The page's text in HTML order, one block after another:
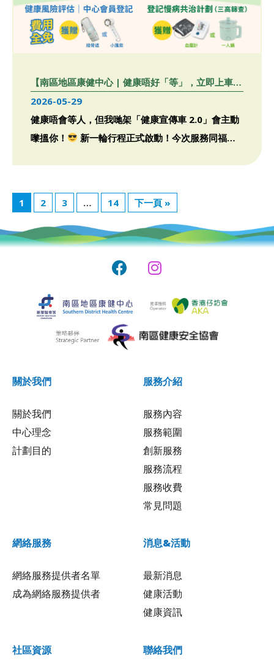
【南區地區康健中心 | 健康唔好「等」，立即上車啦
2.0！
】
2026-05-29
健康唔會等人，但我哋架「健康宣傳車 2.0」會主動
嚟搵你！
新一輪行程正式啟動！今次服務同福利
1 2 3 … 14 下一頁 »
關於我們
關於我們
中心理念
計劃目的
服務介紹
服務內容
服務範圍
創新服務
服務流程
服務收費
常見問題
網絡服務
網絡服務提供者名單
成為網絡服務提供者
消息&活動
最新消息
健康活動
健康資訊
社區資源 聯絡我們